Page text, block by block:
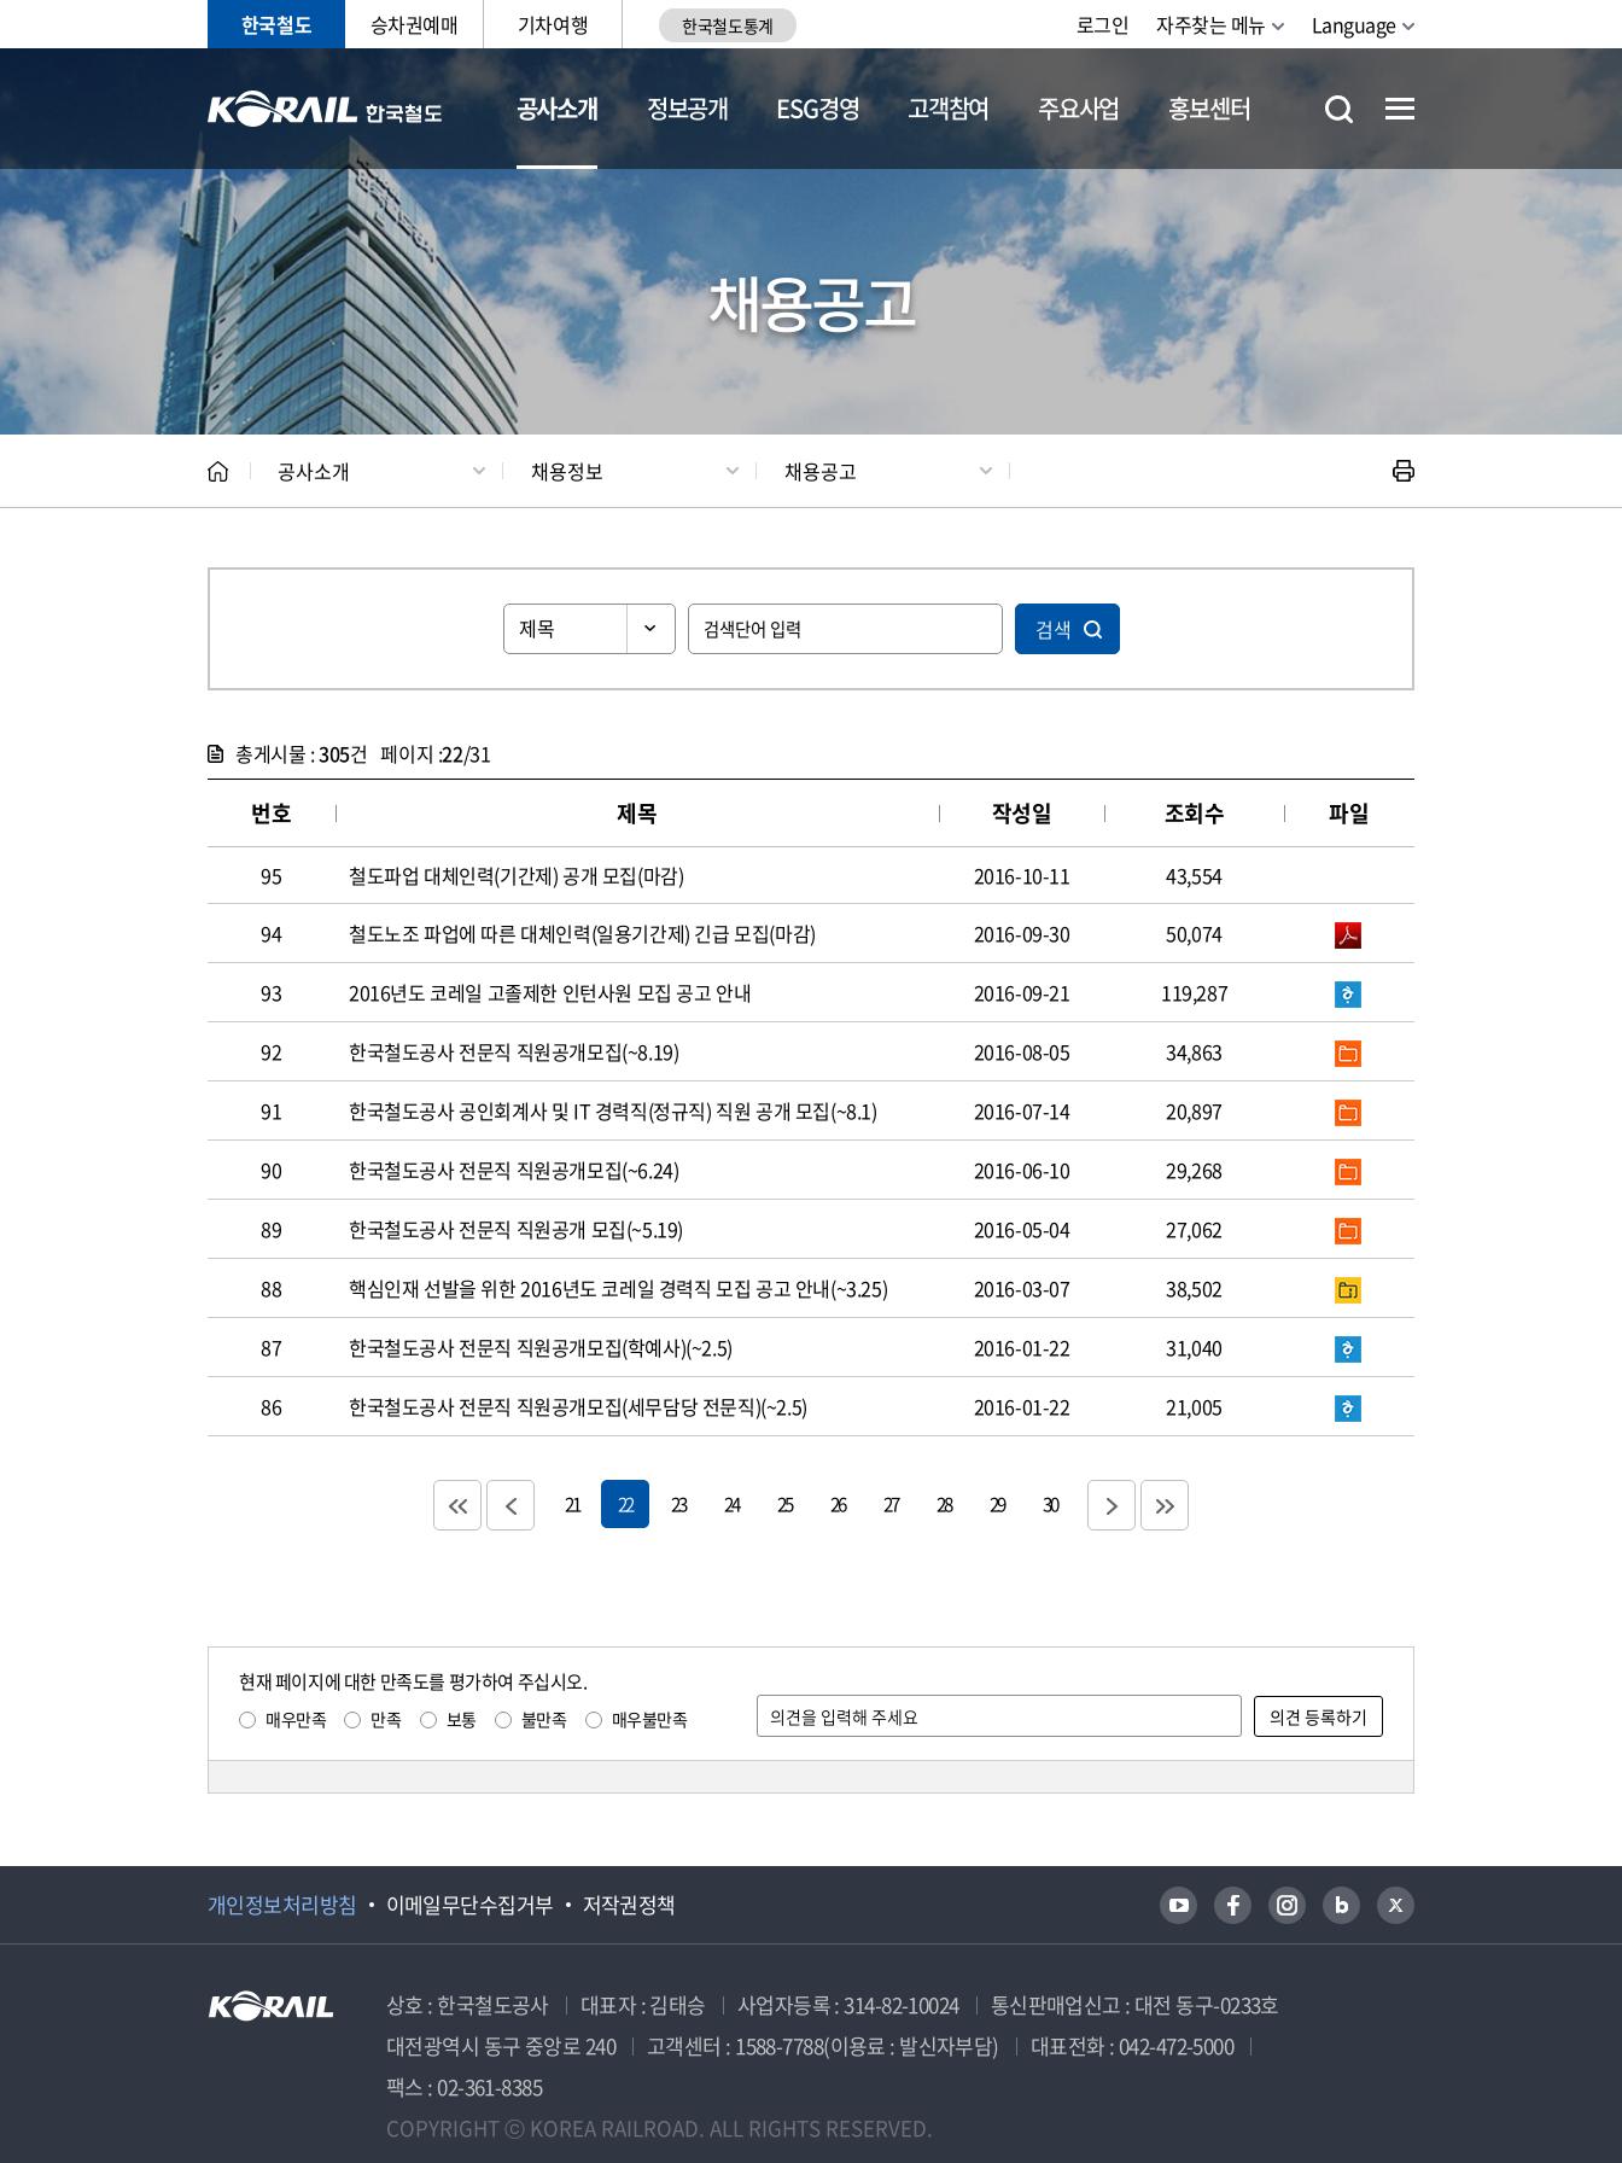
한국철도 승차권예매 기차여행 한국철도통계 로그인 자주찾는 메뉴 Language
공사소개
CEO 일반현황 채용정보
정보공개 ESG경영 고객참여 주요사업 홍보센터
채용공고
공사소개 채용정보 채용공고
검색
총게시물 :305건 페이지 :22/31
번호 제목 작성일 조회수 파일
95 철도파업 대체인력(기간제) 공개 모집(마감) 2016-10-11
43,554
94
철도노조 파업에 따른 대체인력(일용기간제) 긴급 모집(마감) 2016-09-30 50,074
93 2016년도 코레일 고졸제한 인턴사원 모집 공고 안내 2016-09-21 119,287
92 한국철도공사 전문직 직원공개모집(~8.19) 2016-08-05 34,863
91 한국철도공사 공인회계사 및 IT 경력직(정규직) 직원 공개 모집(~8.1) 2016-07-14 20,897
90 한국철도공사 전문직 직원공개모집(~6.24) 2016-06-10 29,268
89 한국철도공사 전문직 직원공개 모집(~5.19) 2016-05-04 27,062
88 핵심인재 선발을 위한 2016년도 코레일 경력직 모집 공고 안내(~3.25) 2016-03-07 38,502
87 한국철도공사 전문직 직원공개모집(학예사)(~2.5) 2016-01-22 31,040
86 한국철도공사 전문직 직원공개모집(세무담당 전문직)(~2.5) 2016-01-22 21,005
21 22 23 24 25 26 27 28 29 30
현재 페이지에 대한 만족도를 평가하여 주십시오.
매우만족 만족 보통 불만족 매우불만족
개인정보처리방침 이메일무단수집거부 저작권정책
상호 : 한국철도공사 대표자 : 김태승 사업자등록 : 314-82-10024
통신판매업신고 : 대전 동구-0233호
대전광역시 동구 중앙로 240
고객센터 : 1588-7788(이용료 : 발신자부담)
대표전화 : 042-472-5000
팩스 : 02-361-8385
COPYRIGHT ⓒ KOREA RAILROAD. ALL RIGHTS RESERVED.